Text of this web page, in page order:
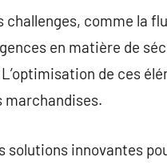
comme la
en matière de
de ces
marchandises.
innovantes